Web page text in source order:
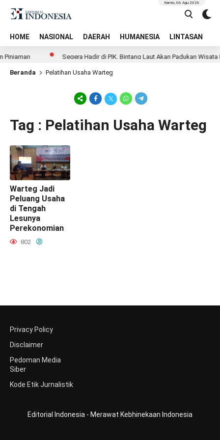
HOME NASIONAL DAERAH HUMANESIA LINTASAN
Kamis, 06 Agu 2026
Pinjaman Segera Hadir di PIK, Bintang Laut Akan Padukan
Beranda Pelatihan Usaha Warteg
Tag : Pelatihan Usaha Warteg
Warteg Jadi
Peluang Usaha
di Tengah
Lesunya
Perekonomian
802
Privacy Policy
Disclaimer
Pedoman Media
Siber
Kode Etik Jurnalistik
Editorial Indonesia - Merawat Kebhinekaan Indonesia